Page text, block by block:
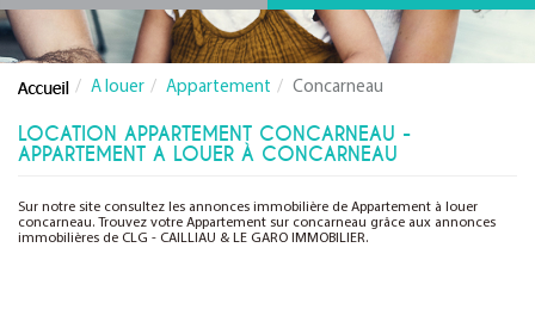
A louer Appartement Concarneau
LOCATION APPARTEMENT CONCARNEAU -
APPARTEMENT A LOUER À CONCARNEAU
Sur notre site consultez les annonces immobilière de Appartement à louer
concarneau. Trouvez votre Appartement sur concarneau grâce aux annonces
immobilières de CLG - CAILLIAU & LE GARO IMMOBILIER.